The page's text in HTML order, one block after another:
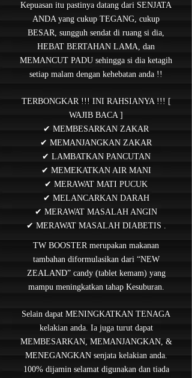
Kepuasan itu pastinya datang dari SENJATA
ANDA yang cukup TEGANG, cukup
BESAR, sungguh sendat di ruang si dia,
HEBAT BERTAHAN LAMA, dan
MEMANCUT PADU sehingga si dia ketagih
setiap malam dengan kehebatan anda !!
TERBONGKAR !!! INI RAHSIANYA !!! [
WAJIB BACA ]
✔ MEMBESARKAN ZAKAR
✔ MEMANJANGKAN ZAKAR
✔ LAMBATKAN PANCUTAN
✔ MEMEKATKAN AIR MANI
✔ MERAWAT MATI PUCUK
✔ MELANCARKAN DARAH
✔ MERAWAT MASALAH ANGIN
✔ MERAWAT MASALAH DIABETIS .
TW BOOSTER merupakan makanan
tambahan diformulasikan dari “NEW
ZEALAND” candy (tablet kemam) yang
mampu meningkatkan tahap Kesuburan.
Selain dapat MENINGKATKAN TENAGA
kelakian anda. Ia juga turut dapat
MEMBESARKAN, MEMANJANGKAN, &
MENEGANGKAN senjata kelakian anda.
100% dijamin selamat digunakan dan tiada